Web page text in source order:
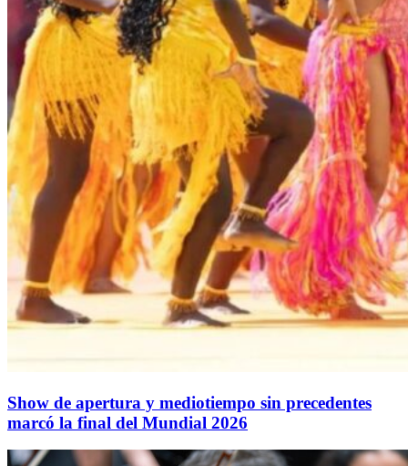
Show de apertura y mediotiempo sin precedentes
marcó la final del Mundial 2026